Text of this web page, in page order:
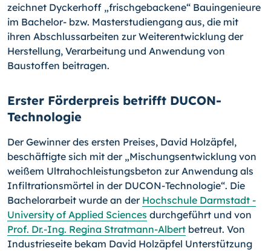
zeichnet Dyckerhoff „frischgebackene“ Bauingenieure
im Bachelor- bzw. Masterstudiengang aus, die mit
ihren Abschlussarbeiten zur Weiterentwicklung der
Herstellung, Verarbeitung und Anwendung von
Baustoffen beitragen.
Erster Förderpreis betrifft DUCON-
Technologie
Der Gewinner des ersten Preises, David Holzäpfel,
beschäftigte sich mit der „Mischungsentwicklung von
weißem Ultrahochleistungsbeton zur Anwendung als
Infiltrationsmörtel in der DUCON-Technologie“. Die
Bachelorarbeit wurde an der Hochschule Darmstadt -
University of Applied Sciences durchgeführt und von
Prof. Dr.-Ing. Regina Stratmann-Al­bert betreut. Von
Industrieseite bekam David Holzäpfel Unterstützung